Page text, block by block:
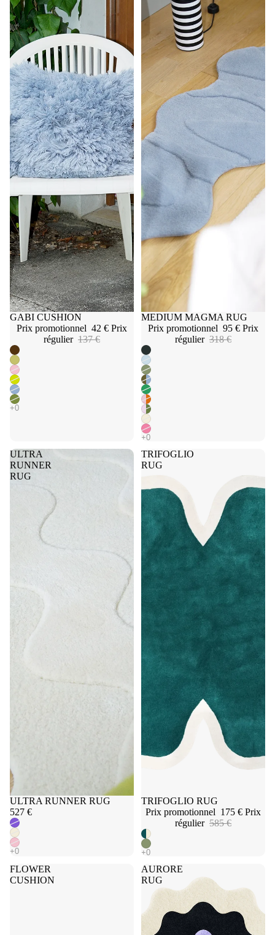
Promotion
GABI CUSHION
Prix promotionnel 42 € Prix
régulier 137 €
Promotion
MEDIUM MAGMA RUG
Prix promotionnel 95 € Prix
régulier 318 €
ULTRA
RUNNER
RUG
Épuisé
ULTRA RUNNER RUG
527 €
TRIFOGLIO
RUG
Promotion
TRIFOGLIO RUG
Prix promotionnel 175 € Prix
régulier 585 €
FLOWER
CUSHION
AURORE
RUG